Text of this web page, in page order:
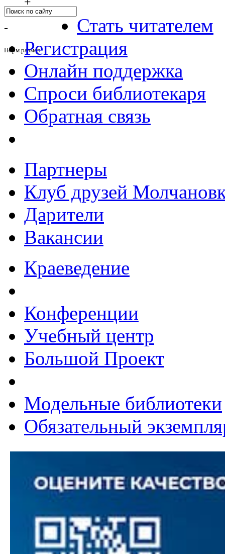
-
Норм.размер
Стать читателем
Регистрация
Онлайн поддержка
Спроси библиотекаря
Обратная связь
Партнеры
Клуб друзей
Дарители
Вакансии
Краеведение
Конференции
Учебный центр
Большой Проект
Модельные библиотеки
Обязательный